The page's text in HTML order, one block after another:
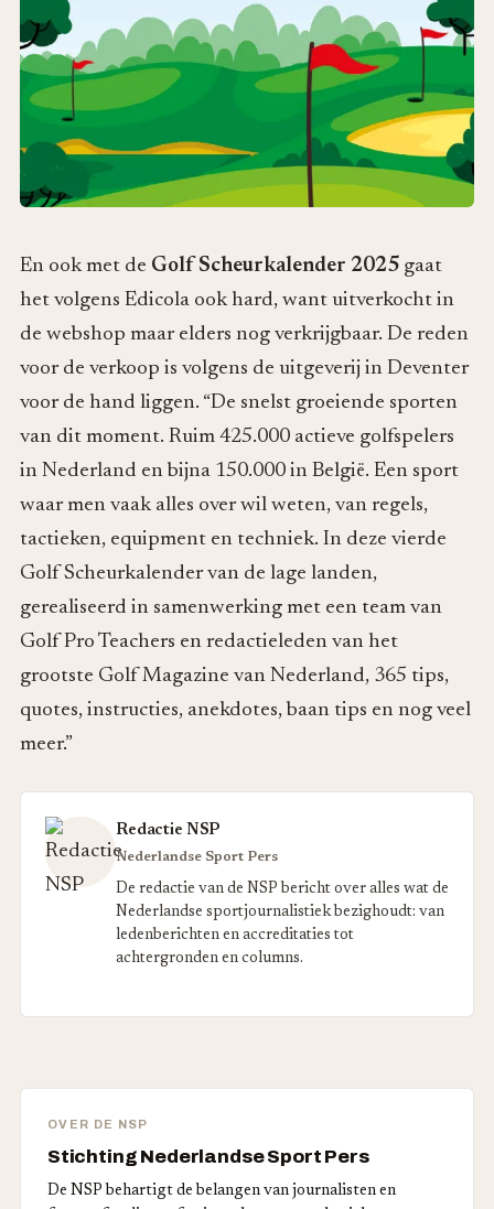
En ook met de Golf Scheurkalender 2025 gaat
het volgens Edicola ook hard, want uitverkocht in
de webshop maar elders nog verkrijgbaar. De reden
voor de verkoop is volgens de uitgeverij in Deventer
voor de hand liggen. “De snelst groeiende sporten
van dit moment. Ruim 425.000 actieve golfspelers
in Nederland en bijna 150.000 in België. Een sport
waar men vaak alles over wil weten, van regels,
tactieken, equipment en techniek. In deze vierde
Golf Scheurkalender van de lage landen,
gerealiseerd in samenwerking met een team van
Golf Pro Teachers en redactieleden van het
grootste Golf Magazine van Nederland, 365 tips,
quotes, instructies, anekdotes, baan tips en nog veel
meer.”
Redactie NSP
Nederlandse Sport Pers
De redactie van de NSP bericht over alles wat de
Nederlandse sportjournalistiek bezighoudt: van
ledenberichten en accreditaties tot
achtergronden en columns.
OVER DE NSP
Stichting Nederlandse Sport Pers
De NSP behartigt de belangen van journalisten en